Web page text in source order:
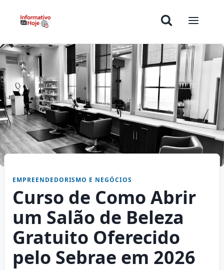
EMPREENDEDORISMO E NEGÓCIOS
Curso de Como Abrir
um Salão de Beleza
Gratuito Oferecido
pelo Sebrae em 2026